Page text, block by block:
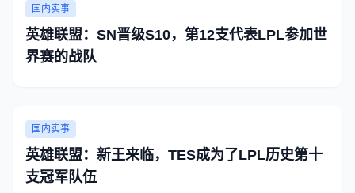
国内实事
英雄联盟：SN晋级S10，第12支代表LPL参加世
界赛的战队
国内实事
英雄联盟：新王来临，TES成为了LPL历史第十
支冠军队伍